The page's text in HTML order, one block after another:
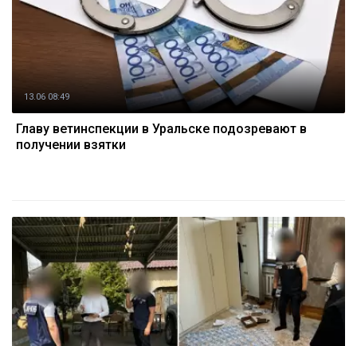
13.06 08:49
Главу ветинспекции в Уральске подозревают в
получении взятки